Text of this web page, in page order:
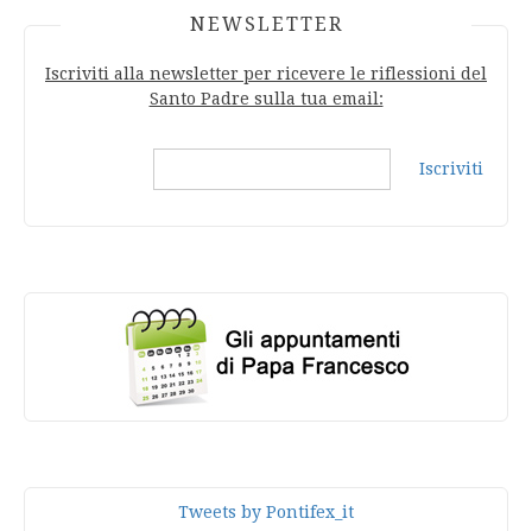
NEWSLETTER
Iscriviti alla newsletter per ricevere le riflessioni del
Santo Padre sulla tua email:
Iscriviti
Tweets by Pontifex_it